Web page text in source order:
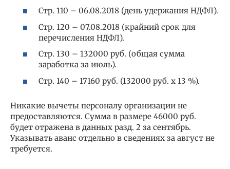
Стр. 110 – 06.08.2018 (день удержания НДФЛ).
Стр. 120 – 07.08.2018 (крайний срок для
перечисления НДФЛ).
Стр. 130 – 132000 руб. (общая сумма
заработка за июль).
Стр. 140 – 17160 руб. (132000 руб. х 13 %).
Никакие вычеты персоналу организации не
предоставляются. Сумма в размере 46000 руб.
будет отражена в данных разд. 2 за сентябрь.
Указывать аванс отдельно в сведениях за август не
требуется.